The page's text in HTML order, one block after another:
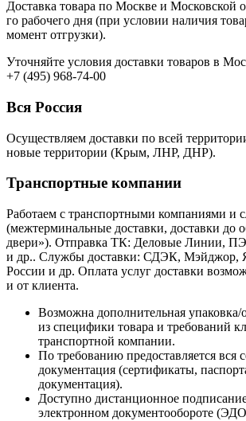
Доставка товара по Москве и Московской
го рабочего дня (при условии наличия
момент отгрузки).
Уточняйте условия доставки товаров в
+7 (495) 968-74-00
Вся Россия
Осуществляем доставки по всей
новые территории (Крым, ЛНР, ДНР).
Транспортные компании
Работаем с транспортными компаниями и
(межтерминальные доставки, доставки до
двери»). Отправка ТК: Деловые Линии,
и др.. Службы доставки: СДЭК, Мэйджор,
России и др. Оплата услуг доставки
и от клиента.
Возможна дополнительная упаковка/
из специфики товара и требований
транспортной компании.
По требованию предоставляется вся
документация (сертификаты,
документация).
Доступно дистанционное
электронном документообороте